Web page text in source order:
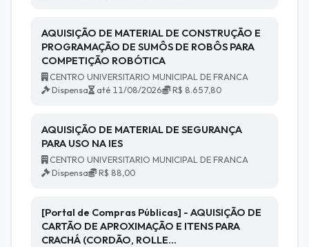
AQUISIÇÃO DE MATERIAL DE CONSTRUÇÃO E
PROGRAMAÇÃO DE SUMÔS DE ROBÔS PARA
COMPETIÇÃO ROBÓTICA
CENTRO UNIVERSITARIO MUNICIPAL DE FRANCA
Dispensa
até 11/08/2026 R$ 8.657,80
AQUISIÇÃO DE MATERIAL DE SEGURANÇA
PARA USO NA IES
CENTRO UNIVERSITARIO MUNICIPAL DE FRANCA
Dispensa
R$ 88,00
[Portal de Compras Públicas] - AQUISIÇÃO DE
CARTÃO DE APROXIMAÇÃO E ITENS PARA
CRACHÁ (CORDÃO, ROLLE…